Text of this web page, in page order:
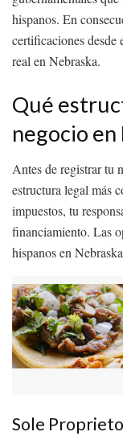
hispanos. En
certificaciones desde
real en Nebraska.
Qué
negocio en
Antes de registrar tu
estructura legal más
impuestos, tu
financiamiento. Las
hispanos en
Sole